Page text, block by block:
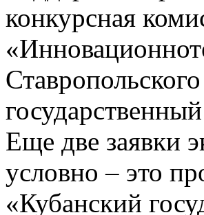
конкурсная
Еще две заявки
условно – это
«Кубанский